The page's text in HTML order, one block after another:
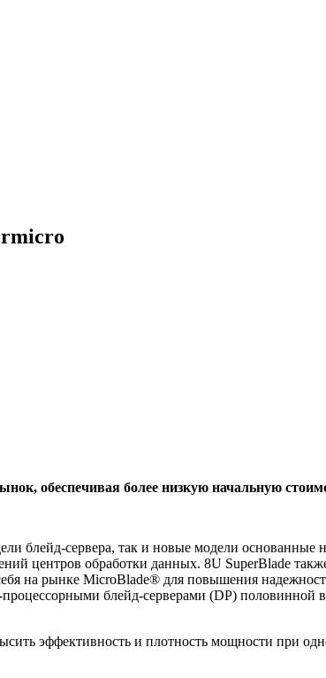
обеспечивая более низкую начальную
блейд-сервера, так и новые модели
центров обработки данных. 8U SuperBlade
на рынке MicroBlade® для повышения
блейд-серверами (DP)
эффективность и плотность мощности при